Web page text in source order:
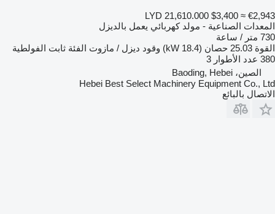
LYD 21,610.000 $3,400 ≈ €2,943
المعدات الصناعية - مولد كهربائي يعمل بالديزل
730 متر / ساعة
القوة 25.03 حصان (18.4 kW) وقود ديزل / مازوت الفئة ثابت الفولطية
380 عدد الأطوار 3
الصين، Baoding, Hebei
Hebei Best Select Machinery Equipment Co., Ltd
الاتصال بالبائع